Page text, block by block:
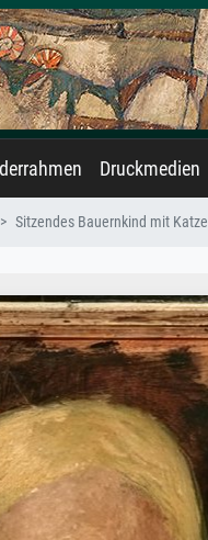
Druckmedien
Sitzendes Bauernkind mit Katze